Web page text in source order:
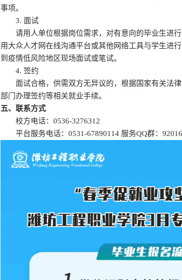
事项。
3. 面试
请用人单位根据岗位需求，对有意向的毕业生进行
用大众人才网在线沟通平台或其他网络工具与学生进
到疫情低风险地区现场面试或笔试。
4. 签约
面试合格，供需双方无异议的，根据国家有关法律
部门办理签约等相关就业手续。
五、联系方式
校方电话：0536-3276312
平台服务电话：0531-67890114 服务QQ群：